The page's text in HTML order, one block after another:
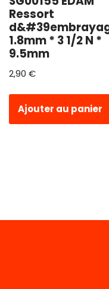
Ressort
1.8mm * 3 1/2 N *
9.5mm
2,90 €
Ajouter au panier